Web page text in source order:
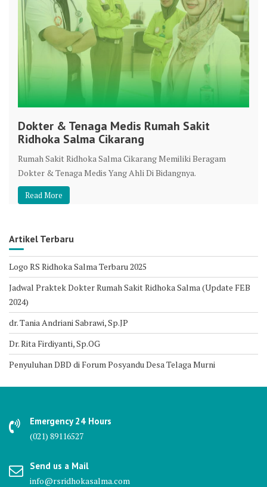
Dokter & Tenaga Medis Rumah Sakit
Ridhoka Salma Cikarang
Rumah Sakit Ridhoka Salma Cikarang Memiliki Beragam
Dokter & Tenaga Medis Yang Ahli Di Bidangnya.
Read More
Artikel Terbaru
Logo RS Ridhoka Salma Terbaru 2025
Jadwal Praktek Dokter Rumah Sakit Ridhoka Salma (Update FEB
2024)
dr. Tania Andriani Sabrawi, Sp.JP
Dr. Rita Firdiyanti, Sp.OG
Penyuluhan DBD di Forum Posyandu Desa Telaga Murni
Emergency 24 Hours
(021) 89116527
Send us a Mail
info@rsridhokasalma.com